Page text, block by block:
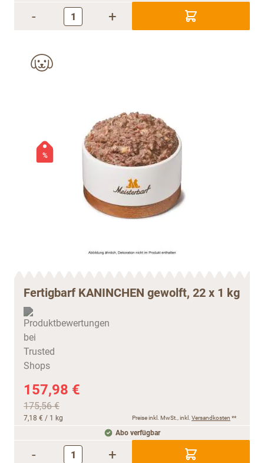
- +
%
Fertigbarf KANINCHEN gewolft, 22 x 1 kg
157,98 €
175,56 €
7,18 € / 1 kg Preise inkl. MwSt., inkl. Versandkosten **
Abo verfügbar
- +